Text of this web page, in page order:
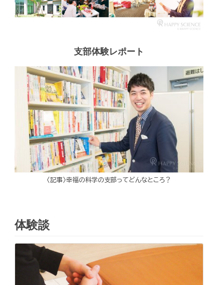
支部体験レポート
〈記事〉幸福の科学の支部ってどんなところ？
体験談